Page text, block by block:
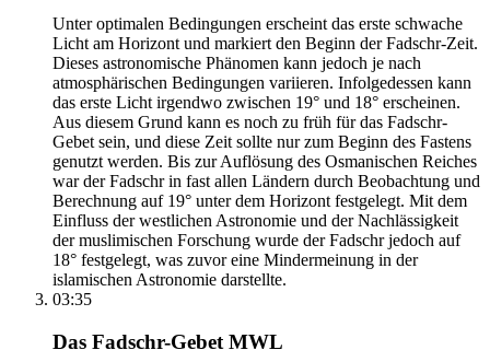
Unter optimalen Bedingungen erscheint das erste schwache
Licht am Horizont und markiert den Beginn der Fadschr-Zeit.
Dieses astronomische Phänomen kann jedoch je nach
atmosphärischen Bedingungen variieren. Infolgedessen kann
das erste Licht irgendwo zwischen 19° und 18° erscheinen.
Aus diesem Grund kann es noch zu früh für das Fadschr-
Gebet sein, und diese Zeit sollte nur zum Beginn des Fastens
genutzt werden. Bis zur Auflösung des Osmanischen Reiches
war der Fadschr in fast allen Ländern durch Beobachtung und
Berechnung auf 19° unter dem Horizont festgelegt. Mit dem
Einfluss der westlichen Astronomie und der Nachlässigkeit
der muslimischen Forschung wurde der Fadschr jedoch auf
18° festgelegt, was zuvor eine Mindermeinung in der
islamischen Astronomie darstellte.
03:35
Das Fadschr-Gebet MWL